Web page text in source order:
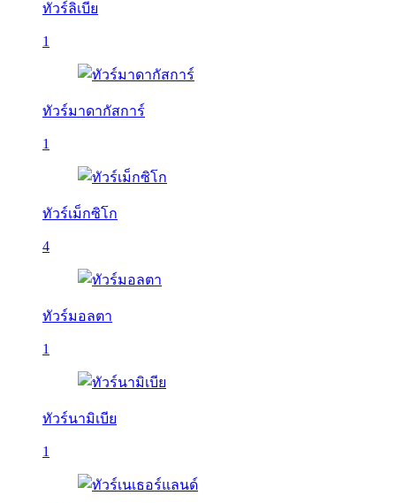
ทัวร์ลิเบีย
1
ทัวร์มาดากัสการ์
1
ทัวร์เม็กซิโก
4
ทัวร์มอลตา
1
ทัวร์นามิเบีย
1